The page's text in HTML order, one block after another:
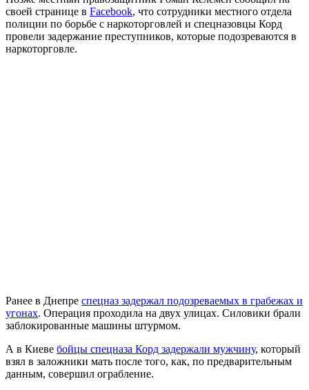
своей странице в Facebook, что сотрудники местного отдела
полиции по борьбе с наркоторговлей и спецназовцы Корд
провели задержание преступников, которые подозреваются в
наркоторговле.
Ранее в Днепре спецназ задержал подозреваемых в грабежах и
угонах. Операция проходила на двух улицах. Силовики брали
заблокированные машины штурмом.
А в Киеве бойцы спецназа Корд задержали мужчину, который
взял в заложники мать после того, как, по предварительным
данным, совершил ограбление.